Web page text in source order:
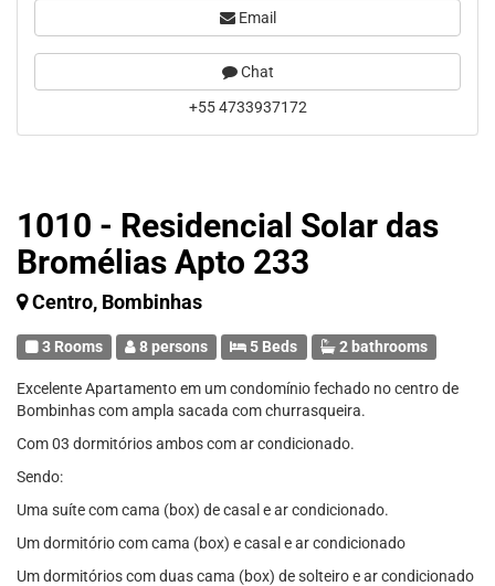
1010 - Residencial Solar das
Bromélias Apto 233
Centro, Bombinhas
3 Rooms 8 persons 5 Beds 2 bathrooms
Excelente Apartamento em um condomínio fechado no centro de
Bombinhas com ampla sacada com churrasqueira.
Com 03 dormitórios ambos com ar condicionado.
Sendo:
Uma suíte com cama (box) de casal e ar condicionado.
Um dormitório com cama (box) e casal e ar condicionado
Um dormitórios com duas cama (box) de solteiro e ar condicionado
Email
Chat
+55 4733937172